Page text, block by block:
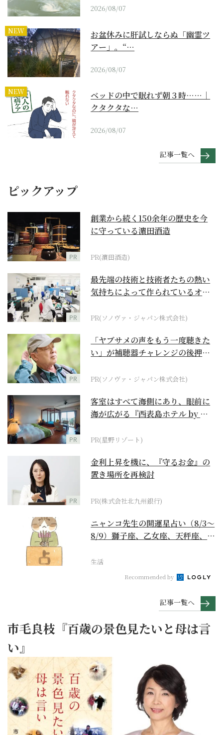
2026/08/07
NEW
お盆休みに肝試しならぬ「幽霊ツ
アー」。“…
2026/08/07
NEW
ベッドの中で眠れず朝３時……｜
クタクタな…
2026/08/07
記事一覧へ
ピックアップ
PR
創業から続く150余年の歴史を今
に守っている濵田酒造
PR(濵田酒造)
PR
最先端の技術と技術者たちの熱い
気持ちによって作られているオー
PR(ソノヴァ・ジャパン株式会社)
PR
「ヤブサメの声をもう一度聴きた
い」が補聴器チャレンジの後押し
PR(ソノヴァ・ジャパン株式会社)
PR
客室はすべて海側にあり、眼前に
海が広がる『西表島ホテル by 星
PR(星野リゾート)
PR
金利上昇を機に、『守るお金』の
置き場所を再検討
PR(株式会社北九州銀行)
ニャンコ先生の開運星占い（8/3～
8/9）獅子座、乙女座、天秤座、蠍
生活
Recommended by
記事一覧へ
市毛良枝『百歳の景色見たいと母は言
い』